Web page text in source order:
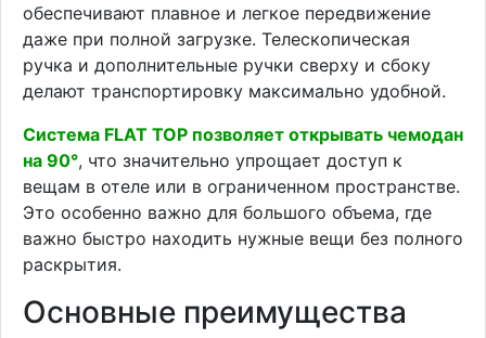
обеспечивают плавное и легкое передвижение
даже при полной загрузке. Телескопическая
ручка и дополнительные ручки сверху и сбоку
делают транспортировку максимально удобной.
Система FLAT TOP позволяет открывать чемодан
на 90°, что значительно упрощает доступ к
вещам в отеле или в ограниченном пространстве.
Это особенно важно для большого объема, где
важно быстро находить нужные вещи без полного
раскрытия.
Основные преимущества